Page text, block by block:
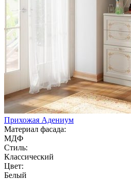
Прихожая Адениум
Материал фасада:
МДФ
Стиль:
Классический
Цвет:
Белый